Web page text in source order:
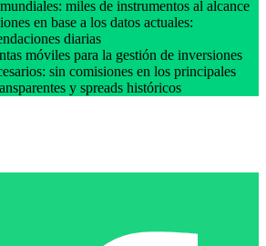
miles de instrumentos al alcance
en base a los datos actuales:
diarias
móviles para la gestión de inversiones
sin comisiones en los principales
y spreads históricos